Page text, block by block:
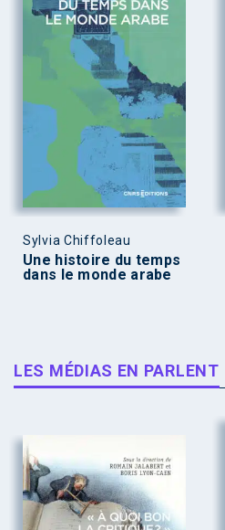
Sylvia Chiffoleau
Une histoire du temps
dans le monde arabe
LES MÉDIAS EN PARLENT